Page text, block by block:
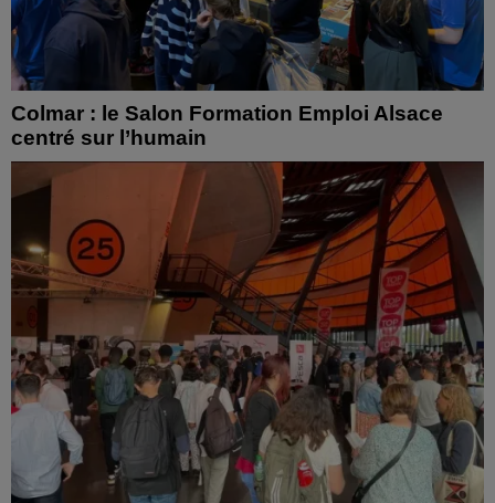
Colmar : le Salon Formation Emploi Alsace
centré sur l’humain